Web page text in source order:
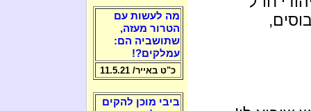
מה לעשות עם
הטרור מעזה,
שתושביה הם:
עמלקים?!
כ"ט באייר/ 11.5.21
ביבי מוכן להקים